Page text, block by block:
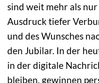
sind weit mehr als nur
Ausdruck tiefer
und des Wunsches
den Jubilar. In der
in der digitale
bleiben, gewinnen